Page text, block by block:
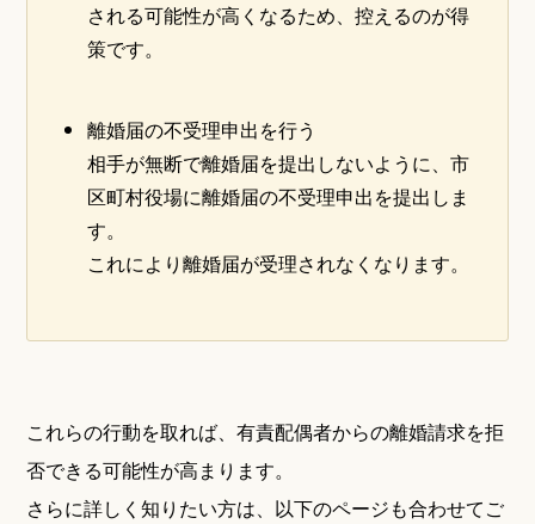
される可能性が高くなるため、控えるのが得
策です。
離婚届の不受理申出を行う
相手が無断で離婚届を提出しないように、市
区町村役場に離婚届の不受理申出を提出しま
す。
これにより離婚届が受理されなくなります。
これらの行動を取れば、有責配偶者からの離婚請求を拒
否できる可能性が高まります。
さらに詳しく知りたい方は、以下のページも合わせてご